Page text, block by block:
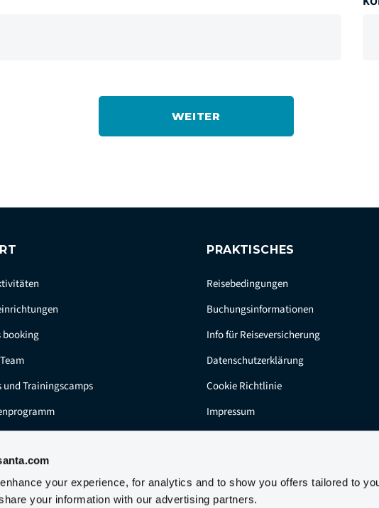
your experience, for analytics and to show you offers tailored to
your information with our advertising partners.
WEITER
booking
und Trainingscamps
PRAKTISCHES
Reisebedingungen
Buchungsinformationen
Info für Reiseversicherung
Datenschutzerklärung
Cookie Richtlinie
Impressum